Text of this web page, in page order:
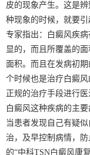
皮的现象产生。这是
种现象的时候，就要
专家指出：白癜风疾
显的，而且所覆盖的
面积。而且在发病初
个时候也是治疗白癜
正规的治疗手段进行
白癜风这种疾病的主
当患者发现自己有疑
治，及早控制病情，
的“中科TSN白癜风康